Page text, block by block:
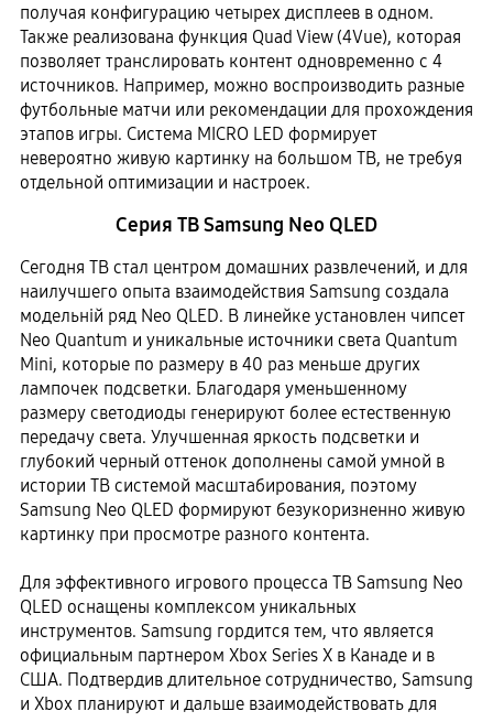
получая конфигурацию четырех дисплеев в одном.
Также реализована функция Quad View (4Vue), которая
позволяет транслировать контент одновременно с 4
источников. Например, можно воспроизводить разные
футбольные матчи или рекомендации для прохождения
этапов игры. Система MICRO LED формирует
невероятно живую картинку на большом ТВ, не требуя
отдельной оптимизации и настроек.
Серия ТВ Samsung Neo QLED
Сегодня ТВ стал центром домашних развлечений, и для
наилучшего опыта взаимодействия Samsung создала
модельній ряд Neo QLED. В линейке установлен чипсет
Neo Quantum и уникальные источники света Quantum
Mini, которые по размеру в 40 раз меньше других
лампочек подсветки. Благодаря уменьшенному
размеру светодиоды генерируют более естественную
передачу света. Улучшенная яркость подсветки и
глубокий черный оттенок дополнены самой умной в
истории ТВ системой масштабирования, поэтому
Samsung Neo QLED формируют безукоризненно живую
картинку при просмотре разного контента.
Для эффективного игрового процесса ТВ Samsung Neo
QLED оснащены комплексом уникальных
инструментов. Samsung гордится тем, что является
официальным партнером Xbox Series X в Канаде и в
США. Подтвердив длительное сотрудничество, Samsung
и Xbox планируют и дальше взаимодействовать для